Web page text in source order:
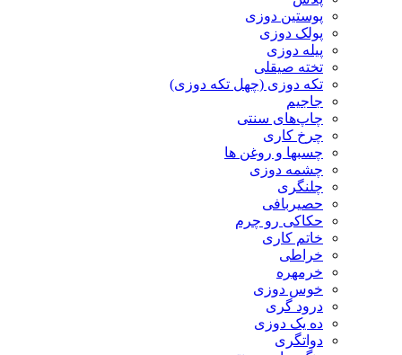
پوستین دوزی
پولک دوزی
پیله دوزی
تخته صیقلی
تکه دوزی (چهل تکه دوزی)
جاجیم
چاپ‌های سنتی
چرخ کاری
چسبها و روغن ها
چشمه دوزی
چلنگری
حصیربافی
حکاکی رو چرم
خاتم کاری
خراطی
خرمهره
خوس دوزی
درود گری
ده یک دوزی
دواتگری